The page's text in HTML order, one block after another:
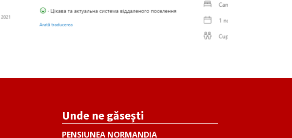
Unde ne găseşti
PENSIUNEA NORMANDIA